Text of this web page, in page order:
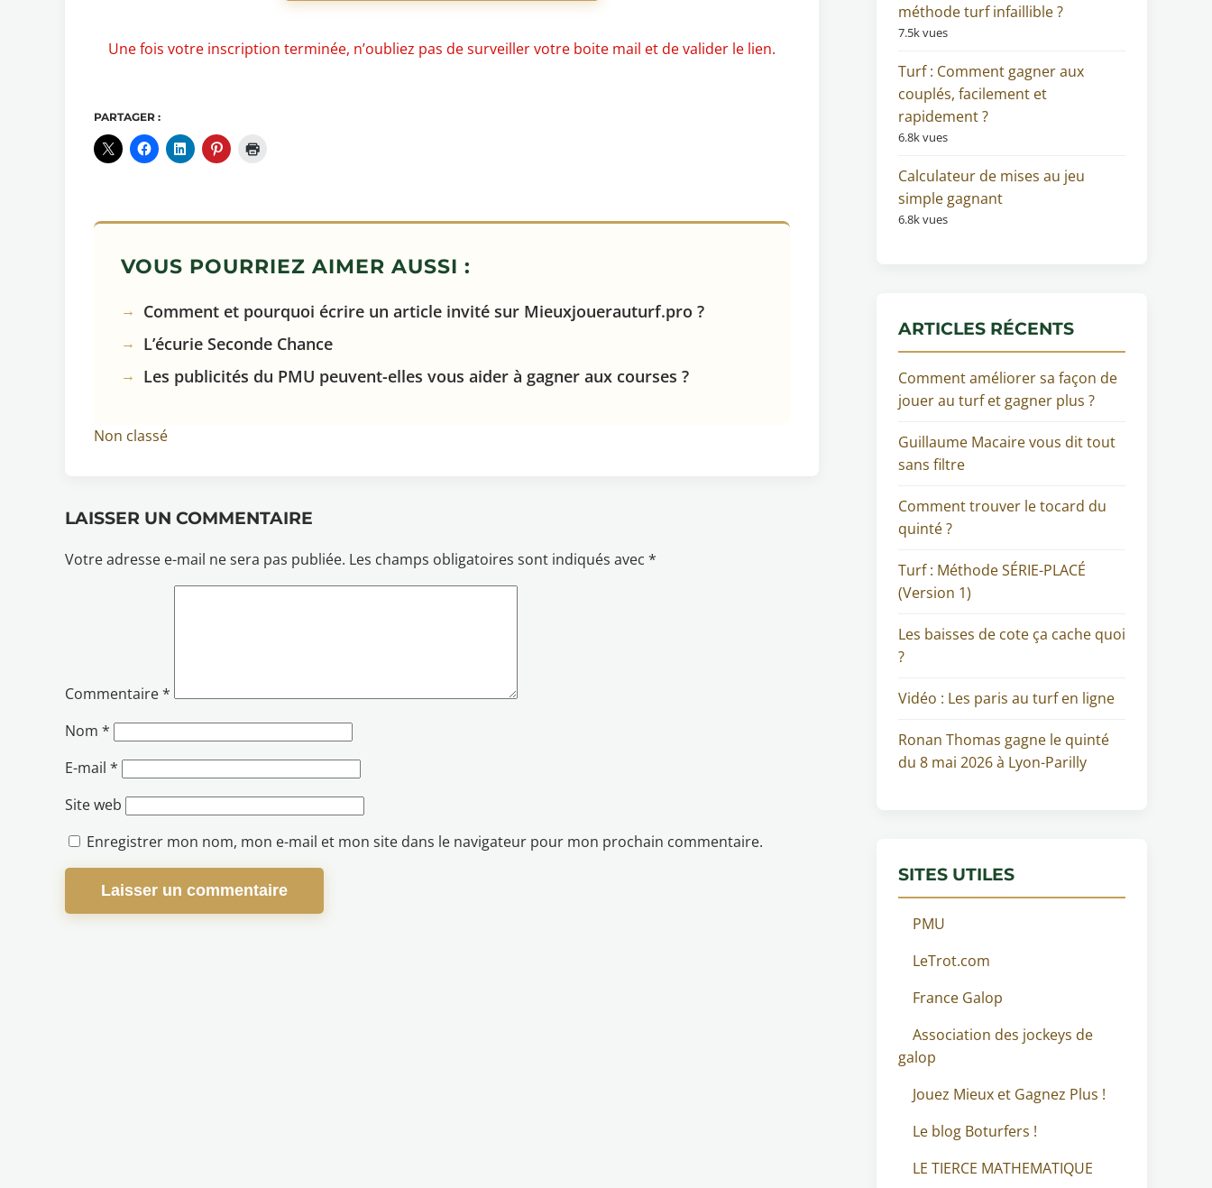
Une fois votre inscription terminée, n’oubliez pas de surveiller votre boite mail et de valider le lien.
PARTAGER :
VOUS POURRIEZ AIMER AUSSI :
Comment et pourquoi écrire un article invité sur Mieuxjouerauturf.pro ?
L’écurie Seconde Chance
Les publicités du PMU peuvent-elles vous aider à gagner aux courses ?
Non classé
LAISSER UN COMMENTAIRE
Votre adresse e-mail ne sera pas publiée. Les champs obligatoires sont indiqués avec *
Commentaire*
Nom *
E-mail *
Site web
Enregistrer mon nom, mon e-mail et mon site dans le navigateur pour mon prochain commentaire.
méthode turf infaillible ?
7.5k vues
Turf : Comment gagner aux
couplés, facilement et
rapidement ?
6.8k vues
Calculateur de mises au jeu
simple gagnant
6.8k vues
ARTICLES RÉCENTS
Comment améliorer sa façon de
jouer au turf et gagner plus ?
Guillaume Macaire vous dit tout
sans filtre
Comment trouver le tocard du
quinté ?
Turf : Méthode SÉRIE-PLACÉ
(Version 1)
Les baisses de cote ça cache quoi
?
Vidéo : Les paris au turf en ligne
Ronan Thomas gagne le quinté
du 8 mai 2026 à Lyon-Parilly
SITES UTILES
PMU
LeTrot.com
France Galop
Association des jockeys de
galop
Jouez Mieux et Gagnez Plus !
Le blog Boturfers !
LE TIERCE MATHEMATIQUE